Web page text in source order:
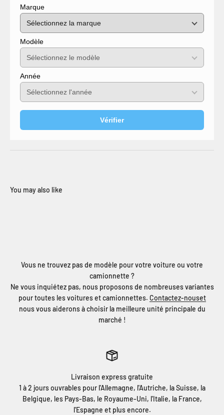
Marque
Modèle
Année
Vérifier
Vous ne trouvez pas de modèle pour votre voiture ou votre
camionnette ?
Ne vous inquiétez pas, nous proposons de nombreuses variantes
pour toutes les voitures et camionnettes. Contactez-nouset
nous vous aiderons à choisir la meilleure unité principale du
marché !
Livraison express gratuite
1 à 2 jours ouvrables pour l'Allemagne, l'Autriche, la Suisse, la
Belgique, les Pays-Bas, le Royaume-Uni, l'Italie, la France,
l'Espagne et plus encore.